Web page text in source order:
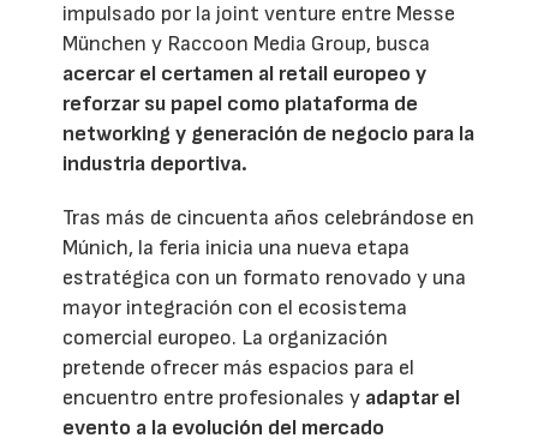
impulsado por la joint venture entre Messe
München y Raccoon Media Group, busca
acercar el certamen al retail europeo y
reforzar su papel como plataforma de
networking y generación de negocio para la
industria deportiva.
Tras más de cincuenta años celebrándose en
Múnich, la feria inicia una nueva etapa
estratégica con un formato renovado y una
mayor integración con el ecosistema
comercial europeo. La organización
pretende ofrecer más espacios para el
encuentro entre profesionales y adaptar el
evento a la evolución del mercado